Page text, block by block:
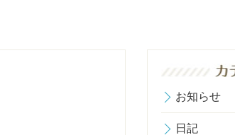
お知らせ
日記